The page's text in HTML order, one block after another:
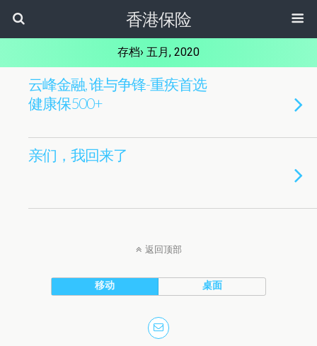
香港保险
存档› 五月, 2020
云峰金融, 谁与争锋-重疾首选
健康保500+
亲们，我回来了
返回顶部
移动 桌面